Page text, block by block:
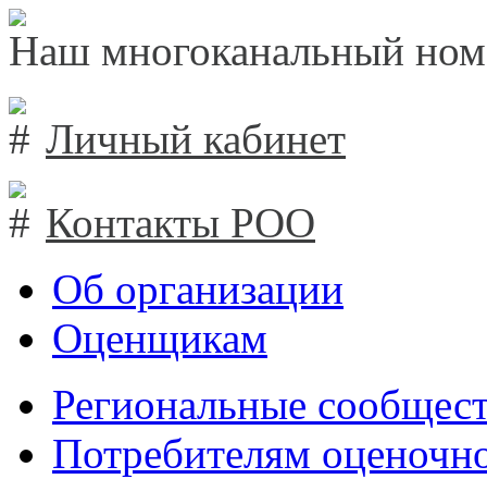
Наш многоканальный
Личный кабинет
Контакты РОО
Об организации
Оценщикам
Региональные
Потребителям